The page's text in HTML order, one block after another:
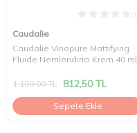
Caudalie
Caudalie Vinopure Mattifying
Fluide Nemlendirici Krem 40 ml
1.100,00TL 812,50TL
Sepete Ekle